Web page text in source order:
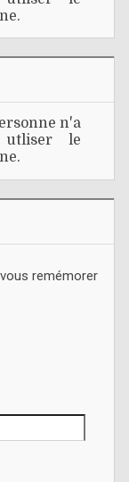
n'a
utliser le
remémorer